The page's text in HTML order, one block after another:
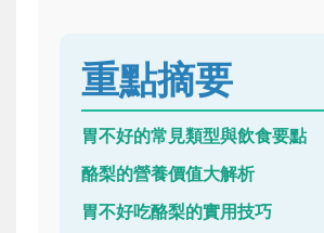
重點摘要
胃不好的常見類型與飲食要點
酪梨的營養價值大解析
胃不好吃酪梨的實用技巧